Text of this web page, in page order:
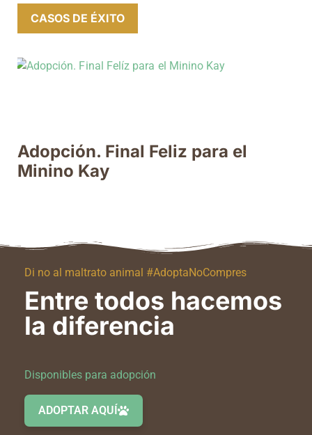
CASOS DE ÉXITO
Adopción. Final Feliz para el
Minino Kay
Di no al maltrato animal #AdoptaNoCompres
Entre todos hacemos
la diferencia
Disponibles para adopción
ADOPTAR AQUÍ